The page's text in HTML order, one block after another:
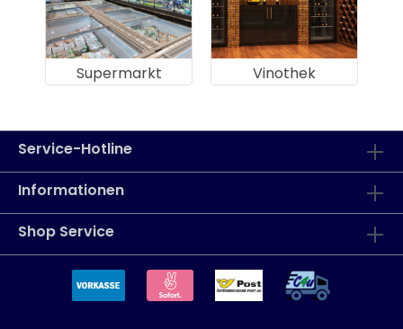
Supermarkt Vinothek
Service-Hotline
Informationen
Shop Service